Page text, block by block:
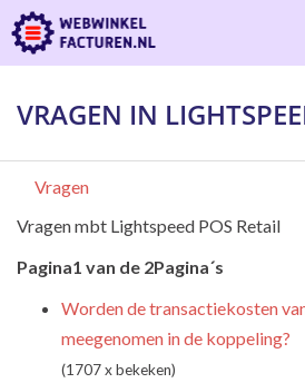
VRAGEN IN
Vragen
Vragen mbt Lightspeed POS Retail
Pagina1 van de 2Pagina´s
Worden de transactiekosten
meegenomen in de koppeling?
(1707 x bekeken)